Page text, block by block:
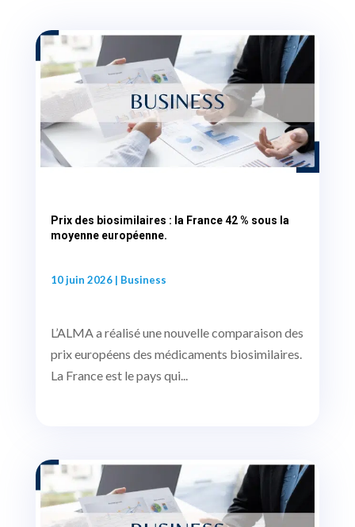
Prix des biosimilaires : la France 42 % sous la
moyenne européenne.
10 juin 2026| Business
L’ALMA a réalisé une nouvelle comparaison des
prix européens des médicaments biosimilaires.
La France est le pays qui...